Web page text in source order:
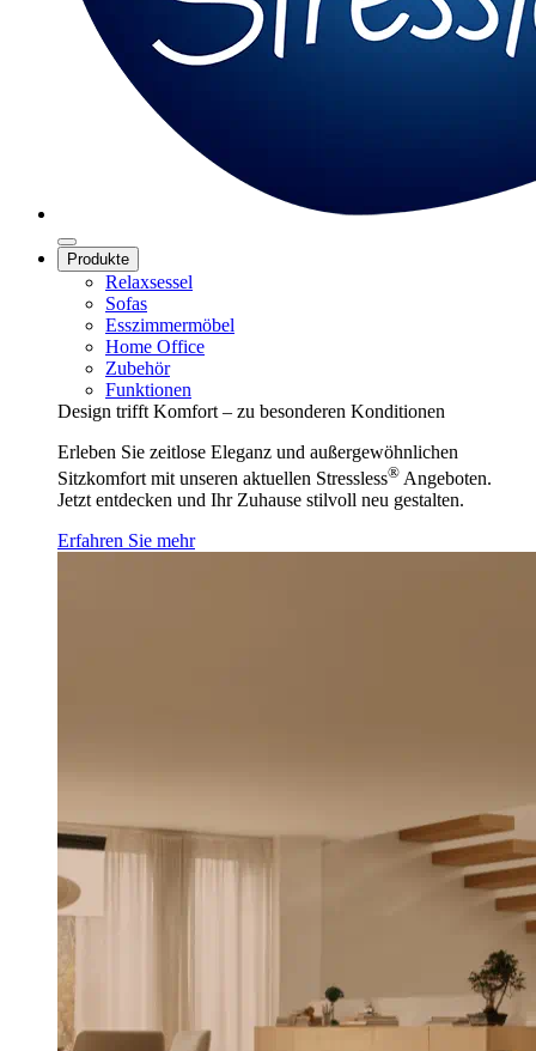
Produkte
Relaxsessel
Sofas
Esszimmermöbel
Home Office
Zubehör
Funktionen
Design trifft Komfort – zu besonderen Konditionen
Erleben Sie zeitlose Eleganz und außergewöhnlichen
Sitzkomfort mit unseren aktuellen Stressless® Angeboten.
Jetzt entdecken und Ihr Zuhause stilvoll neu gestalten.
Erfahren Sie mehr